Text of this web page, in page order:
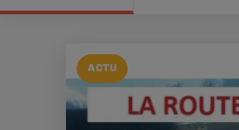
ACTU